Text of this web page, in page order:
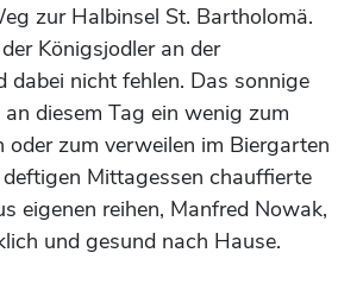
zur Halbinsel St. Bartholomä.
Königsjodler an der
nicht fehlen. Das sonnige
diesem Tag ein wenig zum
oder zum verweilen im Biergarten
Mittagessen chauffierte
eigenen reihen, Manfred Nowak,
und gesund nach Hause.